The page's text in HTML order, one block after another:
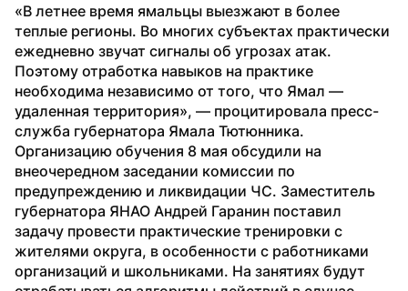
«В летнее время ямальцы выезжают в более
теплые регионы. Во многих субъектах практически
ежедневно звучат сигналы об угрозах атак.
Поэтому отработка навыков на практике
необходима независимо от того, что Ямал —
удаленная территория», — процитировала пресс-
служба губернатора Ямала Тютюнника.
Организацию обучения 8 мая обсудили на
внеочередном заседании комиссии по
предупреждению и ликвидации ЧС. Заместитель
губернатора ЯНАО Андрей Гаранин поставил
задачу провести практические тренировки с
жителями округа, в особенности с работниками
организаций и школьниками. На занятиях будут